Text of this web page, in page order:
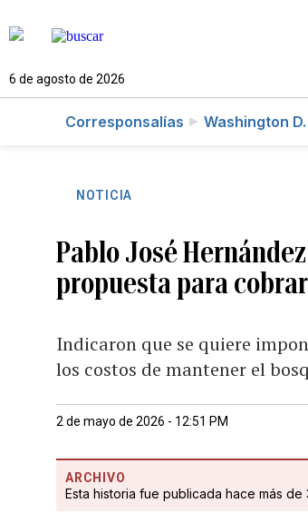
6 de agosto de 2026
Corresponsalías Washington D.
NOTICIA
Pablo José
propuesta para
Indicaron que se quiere
los costos de mantener el
2 de mayo de 2026 - 12:51 PM
ARCHIVO
Esta historia fue publicada hace más de